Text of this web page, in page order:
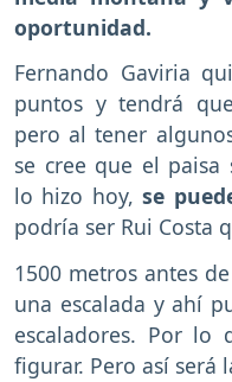
oportunidad.
Fernando Gaviria
puntos y tendrá
pero al tener
se cree que el paisa
lo hizo hoy,se
podría ser Rui Costa
1500 metros antes
una escalada y ahí
escaladores. Por lo
figurar. Pero así será